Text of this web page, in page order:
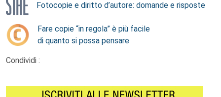
Fotocopie e diritto d’autore: domande e risposte
Fare copie “in regola” è più facile
di quanto si possa pensare
Condividi :